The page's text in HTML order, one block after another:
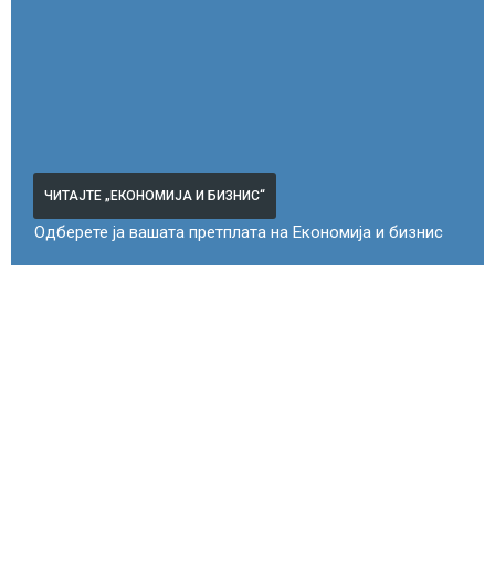
ЧИТАЈТЕ „ЕКОНОМИЈА И БИЗНИС“
Одберете ја вашата претплата на Економија и бизнис